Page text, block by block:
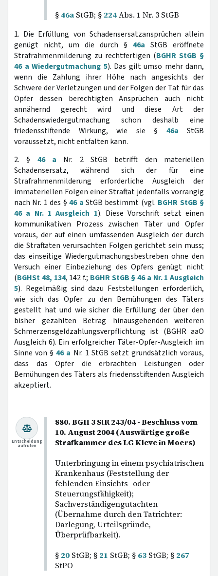
§ 46a StGB; § 224Abs. 1 Nr. 3 StGB
1. Die Erfüllung von Schadensersatzansprüchen allein
genügt nicht, um die durch § 46a StGB eröffnete
Strafrahmenmilderung zu rechtfertigen (BGHR StGB §
46 a Wiedergutmachung 5). Das gilt umso mehr dann,
wenn die Zahlung ihrer Höhe nach angesichts der
Schwere der Verletzungen und der Folgen der Tat für das
Opfer dessen berechtigten Ansprüchen auch nicht
annähernd gerecht wird und diese Art der
Schadenswiedergutmachung schon deshalb eine
friedensstiftende Wirkung, wie sie § 46a StGB
voraussetzt, nicht entfalten kann.
2. § 46 a Nr. 2 StGB betrifft den materiellen
Schadensersatz, während sich der für eine
Strafrahmenmilderung erforderliche Ausgleich der
immateriellen Folgen einer Straftat jedenfalls vorrangig
nach Nr. 1 des §46 a StGB bestimmt (vgl. BGHR StGB §
46 a Nr. 1 Ausgleich 1). Diese Vorschrift setzt einen
kommunikativen Prozess zwischen Täter und Opfer
voraus, der auf einen umfassenden Ausgleich der durch
die Straftaten verursachten Folgen gerichtet sein muss;
das einseitige Wiedergutmachungsbestreben ohne den
Versuch einer Einbeziehung des Opfers genügt nicht
(BGHSt 48, 134, 142 f.; BGHR StGB § 46 a Nr. 1 Ausgleich
5). Regelmäßig sind dazu Feststellungen erforderlich,
wie sich das Opfer zu den Bemühungen des Täters
gestellt hat und wie sicher die Erfüllung der über den
bisher gezahlten Betrag hinausgehenden weiteren
Schmerzensgeldzahlungsverpflichtung ist (BGHR aaO
Ausgleich 6). Ein erfolgreicher Täter-Opfer-Ausgleich im
Sinne von §46 a Nr. 1 StGB setzt grundsätzlich voraus,
dass das Opfer die erbrachten Leistungen oder
Bemühungen des Täters als friedensstiftenden Ausgleich
akzeptiert.
880. BGH 3 StR 243/04 - Beschluss vom
10. August 2004 (Auswärtige große
Strafkammer des LG Kleve in Moers)
Unterbringung in einem psychiatrischen
Krankenhaus (Feststellung der
fehlenden Einsichts- oder
Steuerungsfähigkeit);
Sachverständigengutachten
(Übernahme durch den Tatrichter:
Darlegung, Urteilsgründe,
Überprüfbarkeit).
§ 20 StGB; § 21 StGB; § 63 StGB; § 267
StPO
Entscheidung
aufrufen